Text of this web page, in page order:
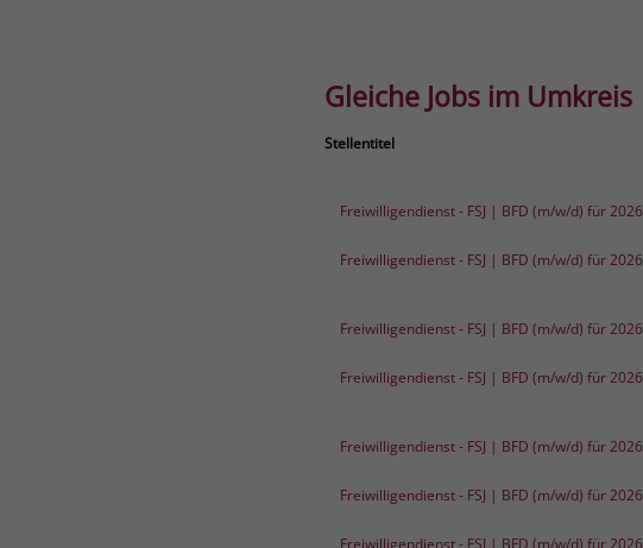
Gleiche Jobs im Umkreis
Stellentitel
Freiwilligendienst - FSJ | BFD (m/w/d) für 2026
Freiwilligendienst - FSJ | BFD (m/w/d) für 2026
Freiwilligendienst - FSJ | BFD (m/w/d) für 2026
Freiwilligendienst - FSJ | BFD (m/w/d) für 2026
Freiwilligendienst - FSJ | BFD (m/w/d) für 2026
Freiwilligendienst - FSJ | BFD (m/w/d) für 2026